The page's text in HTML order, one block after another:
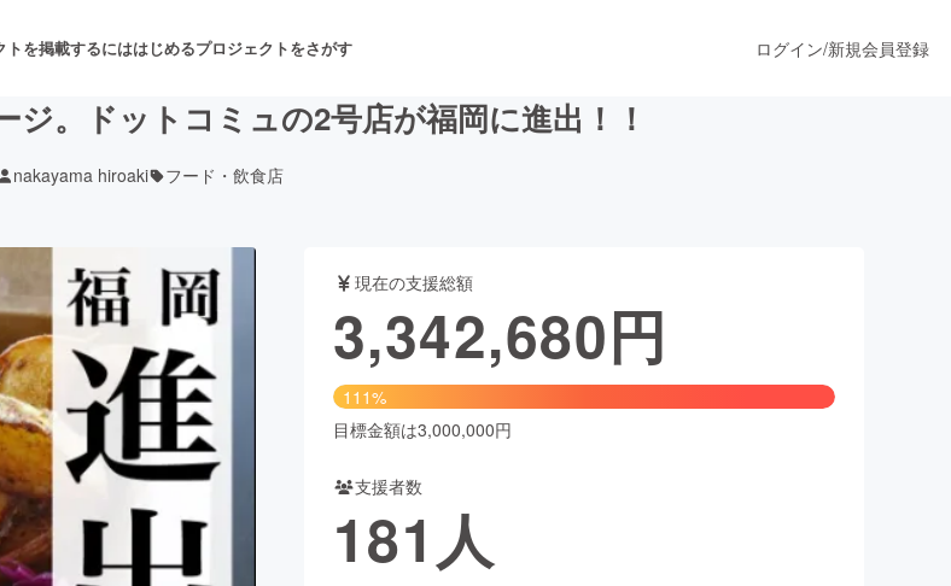
トを掲載するにははじめるプロジェクトをさがす
舞台・パフォーマンス
ス開発 ファッション
ビューティー・ヘルスケア
ログイン/新規会員登録
。ドットコミュの2号店が福岡に進出！！
nakayama hiroaki フード・飲食店
現在の支援総額
3,342,680円
111%
目標金額は3,000,000円
支援者数
181人